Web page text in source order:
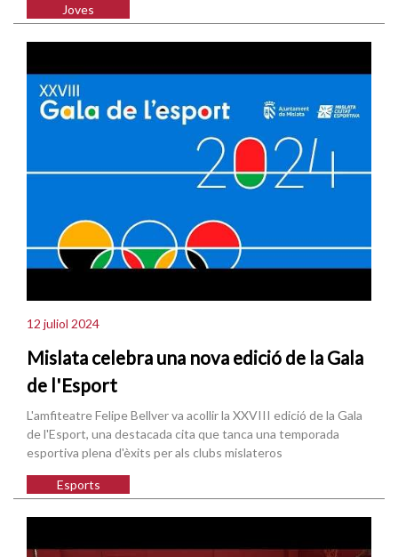
Joves
12 juliol 2024
Mislata celebra una nova edició de la Gala
de l'Esport
L'amfiteatre Felipe Bellver va acollir la XXVIII edició de la Gala
de l'Esport, una destacada cita que tanca una temporada
esportiva plena d'èxits per als clubs mislateros
Esports